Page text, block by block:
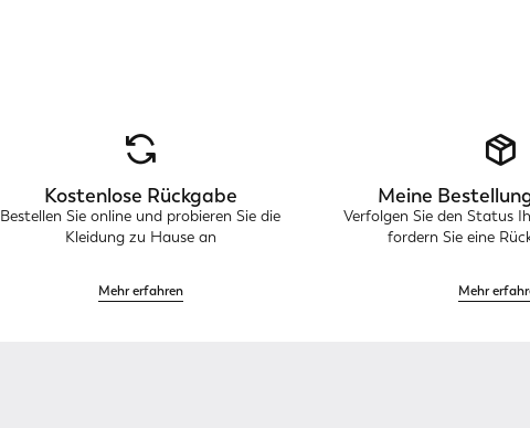
Kostenlose Rückgabe
Bestellen Sie online und probieren Sie die
Kleidung zu Hause an
Mehr erfahren
Meine
Verfolgen Sie den Status
fordern Sie eine
Mehr